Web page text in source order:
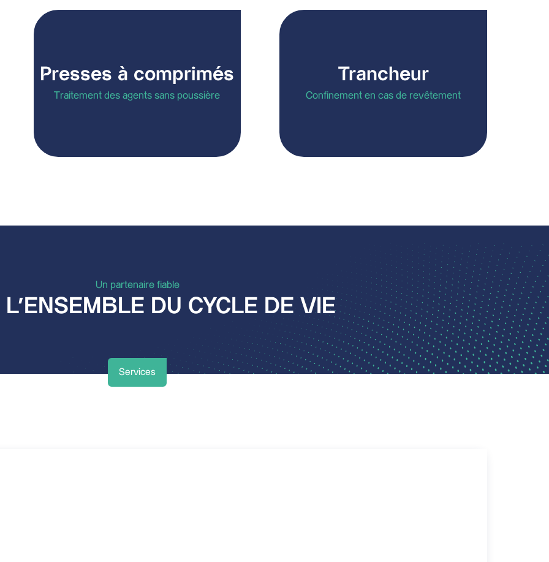
Presses à comprimés
Traitement des agents sans poussière
Trancheur
Confinement en cas de revêtement
Un partenaire fiable
L’ENSEMBLE DU CYCLE DE VIE
Services